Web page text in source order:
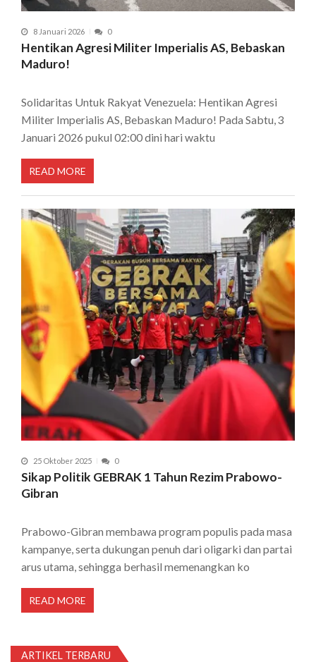
8 Januari 2026 0
Hentikan Agresi Militer Imperialis AS, Bebaskan
Maduro!
Solidaritas Untuk Rakyat Venezuela: Hentikan Agresi
Militer Imperialis AS, Bebaskan Maduro! Pada Sabtu, 3
Januari 2026 pukul 02:00 dini hari waktu
READ MORE
25 Oktober 2025 0
Sikap Politik GEBRAK 1 Tahun Rezim Prabowo-
Gibran
Prabowo-Gibran membawa program populis pada masa
kampanye, serta dukungan penuh dari oligarki dan partai
arus utama, sehingga berhasil memenangkan ko
READ MORE
ARTIKEL TERBARU